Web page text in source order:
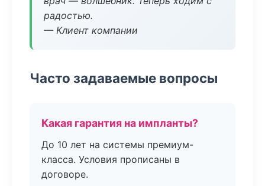
радостью.
— Клиент компании
Часто задаваемые вопросы
Какая гарантия на импланты?
До 10 лет на системы премиум-
класса. Условия прописаны в
договоре.